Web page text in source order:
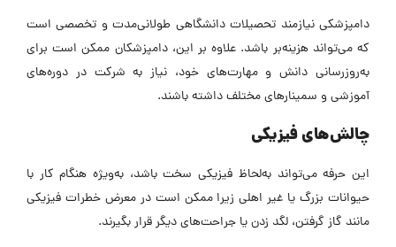
دامپزشکی نیازمند تحصیلات دانشگاهی طولانی‌مدت و تخصصی است
که می‌تواند هزینه‌بر باشد. علاوه بر این، دامپزشکان ممکن است برای
به‌روزرسانی دانش و مهارت‌های خود، نیاز به شرکت در دوره‌های
آموزشی و سمینارهای مختلف داشته باشند.
چالش‌های فیزیکی
این حرفه می‌تواند به‌لحاظ فیزیکی سخت باشد، به‌ویژه هنگام کار با
حیوانات بزرگ یا غیر اهلی زیرا ممکن است در معرض خطرات فیزیکی
مانند گاز گرفتن، لگد زدن یا جراحت‌های دیگر قرار بگیرند.